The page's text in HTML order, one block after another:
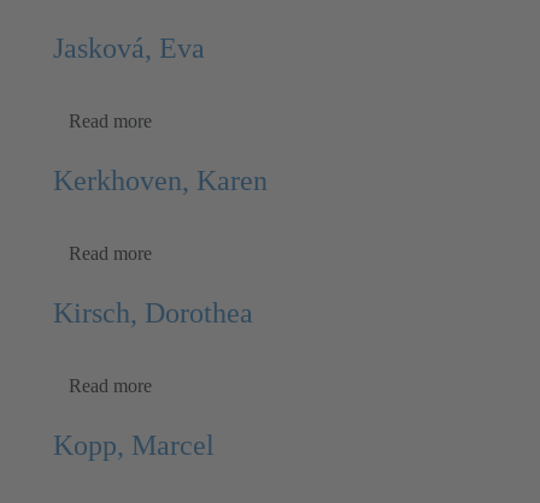
Jasková, Eva
Read more
Kerkhoven, Karen
Read more
Kirsch, Dorothea
Read more
Kopp, Marcel